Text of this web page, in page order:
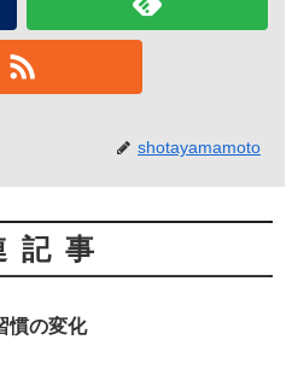
shotayamamoto
記事
慣の変化